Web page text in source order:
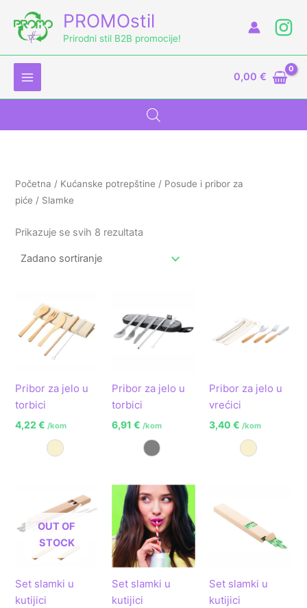
content
PROMOstil
Prirodni stil B2B promocije!
0,00€
e
j
Početna / Kućanske potrepštine / Posude i pribor za
piće / Slamke
Prikazuje se svih 8 rezultata
Pribor za jelo u
torbici
4,22€ /kom
Prirodna
Pribor za jelo u
torbici
6,91€ /kom
Siva
Pribor za jelo u
vrećici
3,40 € /kom
Prirodna
OUT OF
STOCK
Set slamki u
kutijici
Set slamki u
kutijici
Set slamki u
kutijici